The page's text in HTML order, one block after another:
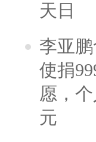
天日
李亚
使捐
愿，
元